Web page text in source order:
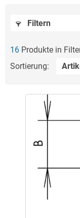
Filtern
16 Produkte in
Sortierung: